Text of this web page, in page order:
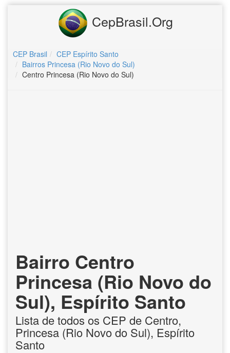
CepBrasil.Org
CEP Brasil
CEP Espírito Santo
Bairros Princesa (Rio Novo do Sul)
Centro Princesa (Rio Novo do Sul)
Bairro Centro
Princesa (Rio Novo do
Sul), Espírito Santo
Lista de todos os CEP de Centro,
Princesa (Rio Novo do Sul), Espírito
Santo